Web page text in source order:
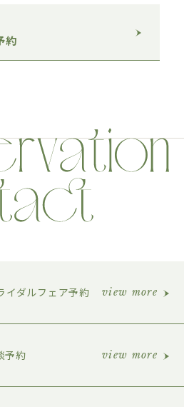
約
イダルフェア予約 view more
予約 view more